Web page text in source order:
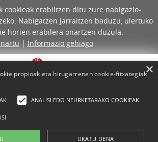
cookieak erabiltzen ditu zure nabigazio-
Nabigatzen jarraitzen baduzu, ulertuko
horien erabilera onartzen duzula.
| Informazio gehiago
propioak eta hirugarrenen cookie-fitxategiak
ANALISI EDO NEURKETARAKO COOKIEAK
UKATU DENA
×